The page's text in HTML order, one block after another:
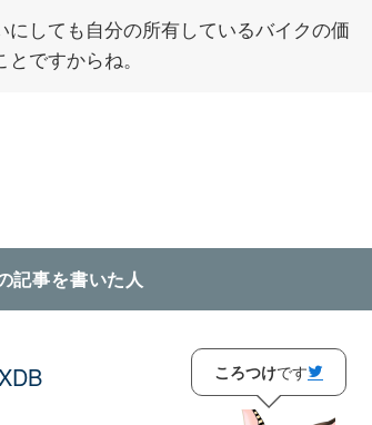
しても自分の所有しているバイクの価
ですからね。
記事を書いた人
ころつけです